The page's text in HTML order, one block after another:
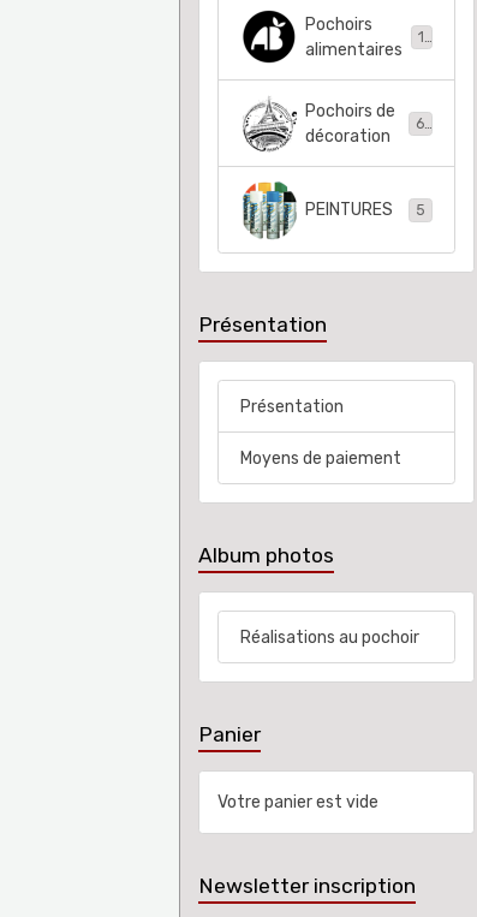
Pochoirs
alimentaires
11
Pochoirs de
décoration
63
PEINTURES 5
Présentation
Présentation
Moyens de paiement
Album photos
Réalisations au pochoir
Panier
Votre panier est vide
Newsletter inscription